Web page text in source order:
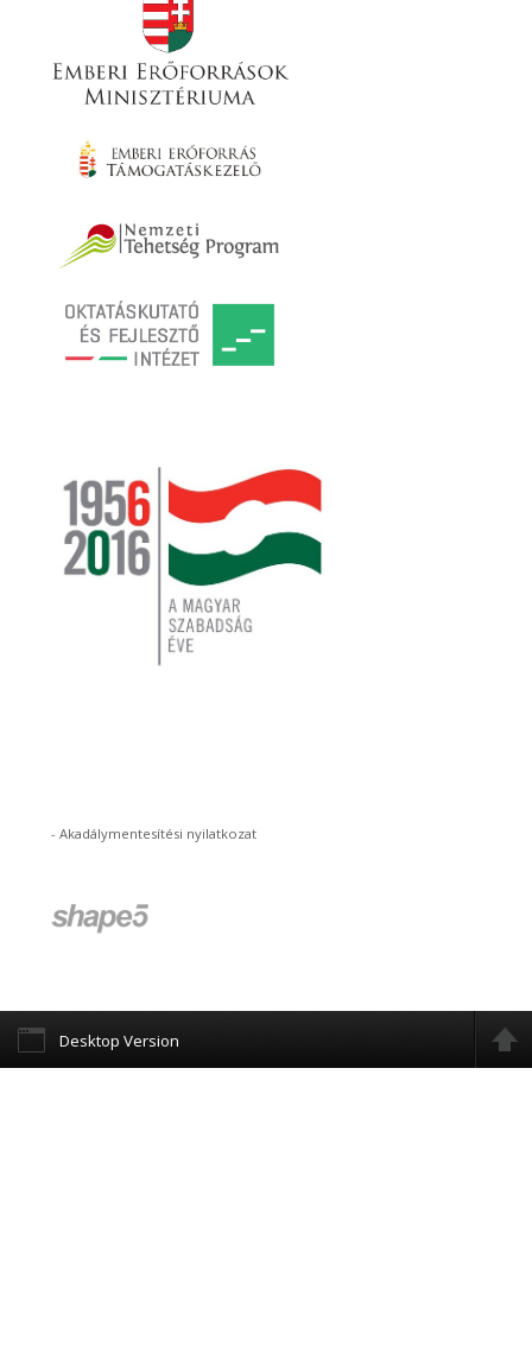
-Akadálymentesítési nyilatkozat
Desktop Version